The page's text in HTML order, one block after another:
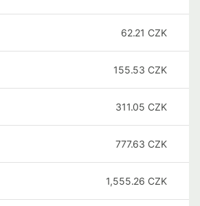
62.21 CZK
155.53 CZK
311.05 CZK
777.63 CZK
1,555.26 CZK